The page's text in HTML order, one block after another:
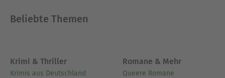
Beliebte Themen
Krimi & Thriller
Krimis aus Deutschland
Romane & Mehr
Queere Romane